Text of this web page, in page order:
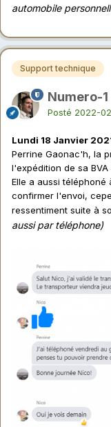
automobile
Support technique
Numero-1
Posté 2022-
Lundi 18 Janvier
Perrine Gaonac'h, la
l'expédition de sa BVA
Elle a aussi téléphoné
confirmer l'envoi,
ressentiment suite à
aussi par téléphone)